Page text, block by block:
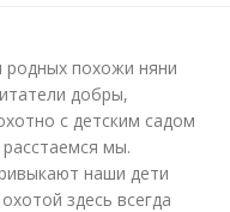
похожи няни
добры,
с детским садом
мы.
наши дети
здесь всегда